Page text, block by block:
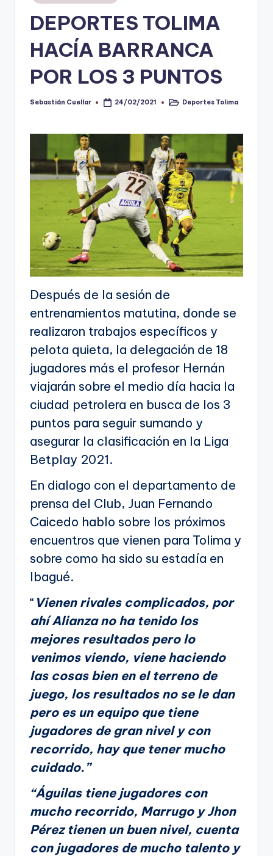
V
ti
o
en
DEPORTES TOLIMA
HACÍA BARRANCA
POR LOS 3 PUNTOS
Publicado
Sebastián Cuellar 24/02/2021
Publicado
Deportes Tolima
Después de la sesión de
entrenamientos matutina, donde se
realizaron trabajos específicos y
pelota quieta, la delegación de 18
jugadores más el profesor Hernán
viajarán sobre el medio día hacia la
ciudad petrolera en busca de los 3
puntos para seguir sumando y
asegurar la clasificación en la Liga
Betplay 2021.
En dialogo con el departamento de
prensa del Club, Juan Fernando
Caicedo hablo sobre los próximos
encuentros que vienen para Tolima y
sobre como ha sido su estadía en
Ibagué.
“ Vienen rivales complicados, por
ahí Alianza no ha tenido los
mejores resultados pero lo
venimos viendo, viene haciendo
las cosas bien en el terreno de
juego, los resultados no se le dan
pero es un equipo que tiene
jugadores de gran nivel y con
recorrido, hay que tener mucho
cuidado.”
“Águilas tiene jugadores con
mucho recorrido, Marrugo y Jhon
Pérez tienen un buen nivel, cuenta
con jugadores de mucho talento y